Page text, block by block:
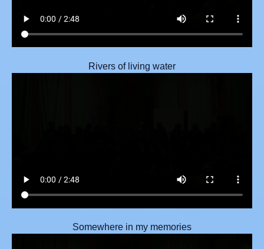
Rivers of living water
Somewhere in my memories